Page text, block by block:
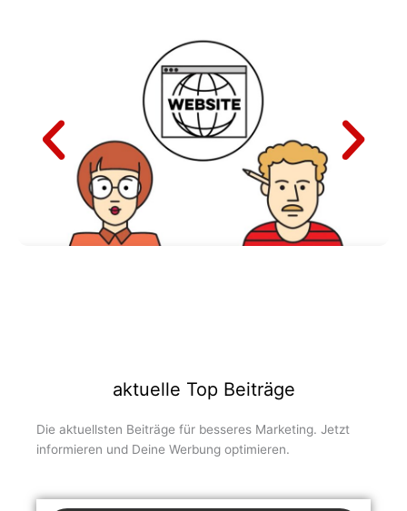
aktuelle Top Beiträge
Die aktuellsten Beiträge für besseres Marketing. Jetzt
informieren und Deine Werbung optimieren.